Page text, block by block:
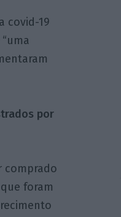
covid-19
por
comprado
foram